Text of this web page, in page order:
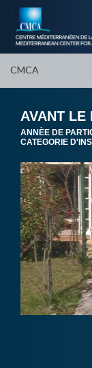
CMCA
AVANT LE
ANNÈE DE
CATEGORIE